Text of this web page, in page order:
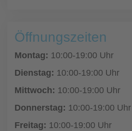
Öffnungszeiten
Montag: 10:00-19:00 Uhr
Dienstag: 10:00-19:00 Uhr
Mittwoch: 10:00-19:00 Uhr
Donnerstag: 10:00-19:00 Uhr
Freitag: 10:00-19:00 Uhr